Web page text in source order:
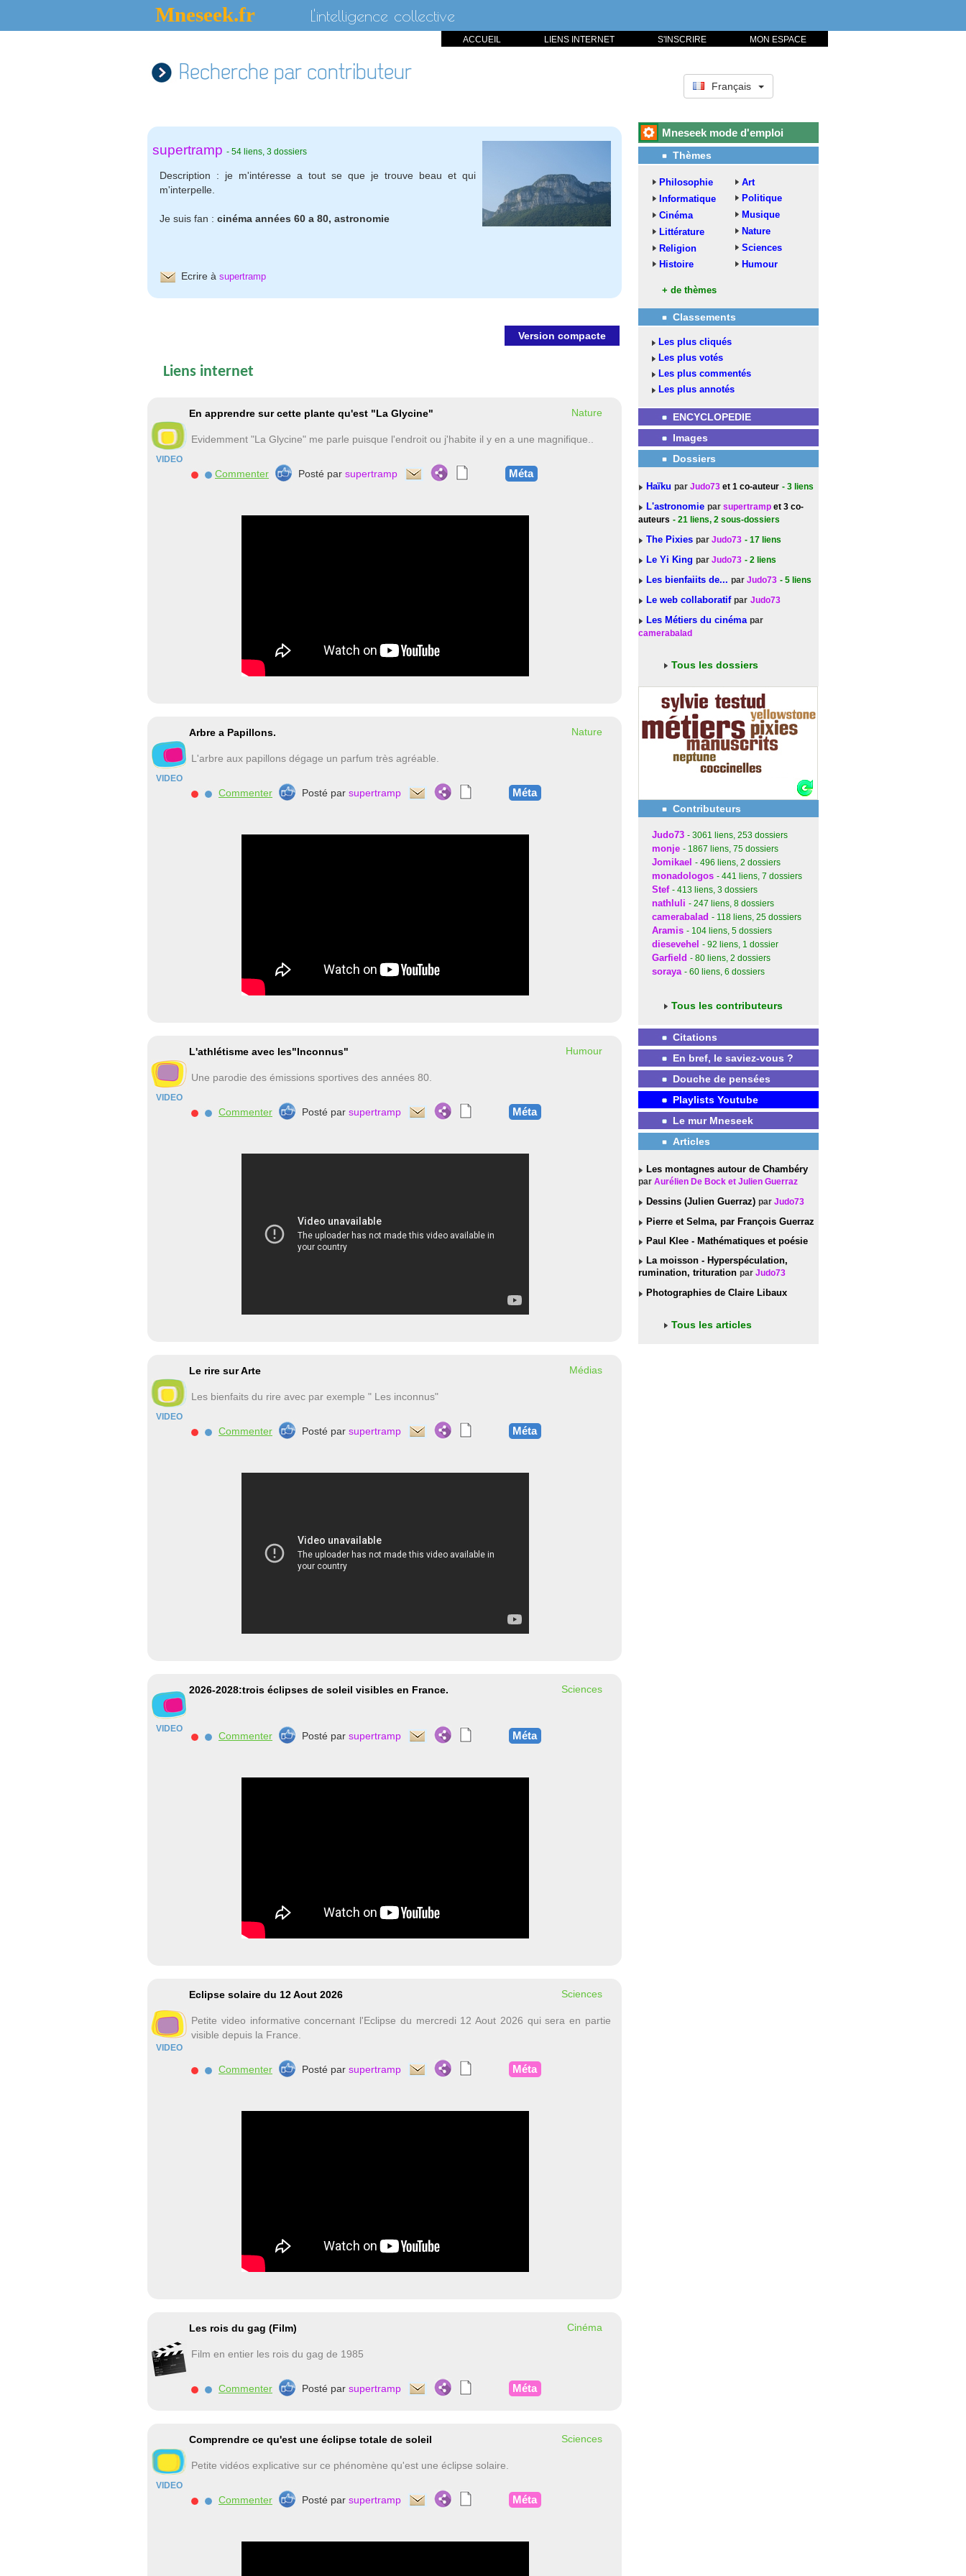
Mneseek.fr L'intelligence collective
MON ESPACE
S'INSCRIRE
LIENS INTERNET
ACCUEIL
Français
Recherche par contributeur
supertramp - 54 liens, 3 dossiers
Description : je m'intéresse a tout se que je trouve beau et qui
m'interpelle.
Je suis fan : cinéma années 60 a 80, astronomie
Ecrire à supertramp
Version compacte
Liens internet
VIDEO
En apprendre sur cette plante qu'est "La Glycine" Nature
Evidemment "La Glycine" me parle puisque l'endroit ou j'habite il y en a une magnifique..
Commenter Posté par supertramp Méta
VIDEO
Arbre a Papillons. Nature
L'arbre aux papillons dégage un parfum très agréable.
Commenter Posté par supertramp Méta
VIDEO
L'athlétisme avec les"Inconnus" Humour
Une parodie des émissions sportives des années 80.
Commenter Posté par supertramp Méta
VIDEO
Le rire sur Arte Médias
Les bienfaits du rire avec par exemple " Les inconnus"
Commenter Posté par supertramp Méta
VIDEO
2026-2028:trois éclipses de soleil visibles en France. Sciences
Commenter Posté par supertramp Méta
VIDEO
Eclipse solaire du 12 Aout 2026 Sciences
Petite video informative concernant l'Eclipse du mercredi 12 Aout 2026 qui sera en partie
visible depuis la France.
Commenter Posté par supertramp Méta
Les rois du gag (Film) Cinéma
Film en entier les rois du gag de 1985
Commenter Posté par supertramp Méta
VIDEO
Comprendre ce qu'est une éclipse totale de soleil Sciences
Petite vidéos explicative sur ce phénomène qu'est une éclipse solaire.
Commenter Posté par supertramp Méta
Mneseek mode d'emploi
Thèmes
Philosophie
Informatique
Cinéma
Littérature
Religion
Histoire
Art
Politique
Musique
Nature
Sciences
Humour
+ de thèmes
Classements
Les plus cliqués
Les plus votés
Les plus commentés
Les plus annotés
ENCYCLOPEDIE
Images
Dossiers
Haïku par Judo73 et 1 co-auteur - 3 liens
L'astronomie par supertramp et 3 co-
auteurs - 21 liens, 2 sous-dossiers
The Pixies par Judo73 - 17 liens
Le Yi King par Judo73 - 2 liens
Les bienfaiits de... par Judo73 - 5 liens
Le web collaboratif par Judo73
Les Métiers du cinéma par
camerabalad
Tous les dossiers
Contributeurs
Judo73 - 3061 liens, 253 dossiers
monje - 1867 liens, 75 dossiers
Jomikael - 496 liens, 2 dossiers
monadologos - 441 liens, 7 dossiers
Stef - 413 liens, 3 dossiers
nathluli - 247 liens, 8 dossiers
camerabalad - 118 liens, 25 dossiers
Aramis - 104 liens, 5 dossiers
diesevehel - 92 liens, 1 dossier
Garfield - 80 liens, 2 dossiers
soraya - 60 liens, 6 dossiers
Tous les contributeurs
Citations
En bref, le saviez-vous ?
Douche de pensées
Playlists Youtube
Le mur Mneseek
Articles
Les montagnes autour de Chambéry
par Aurélien De Bock et Julien Guerraz
Dessins (Julien Guerraz) par Judo73
Pierre et Selma, par François Guerraz
Paul Klee - Mathématiques et poésie
La moisson - Hyperspéculation,
rumination, trituration par Judo73
Photographies de Claire Libaux
Tous les articles